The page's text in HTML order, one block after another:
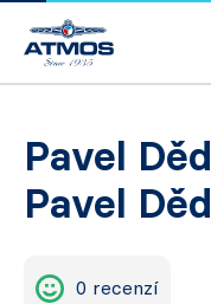
Pavel Děd
Pavel Děd
0 recenzí